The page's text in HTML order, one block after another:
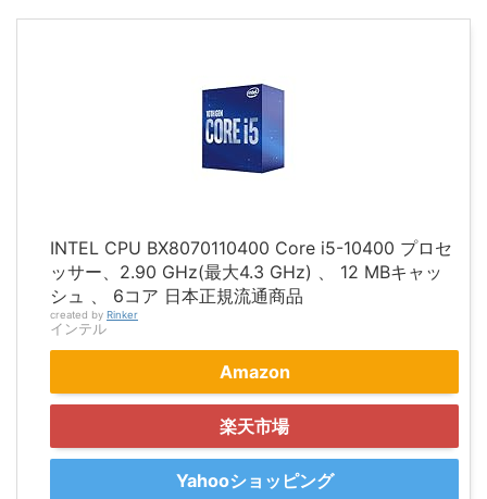
INTEL CPU BX8070110400 Core i5-10400 プロセ
ッサー、2.90 GHz(最大4.3 GHz) 、 12 MBキャッ
シュ 、 6コア 日本正規流通商品
created by Rinker
インテル
Amazon
楽天市場
Yahooショッピング